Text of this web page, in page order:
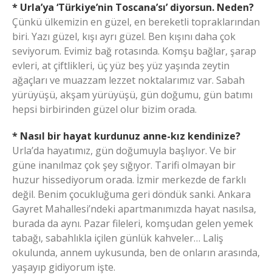
* Urla’ya ‘Türkiye’nin Toscana’sı’ diyorsun. Neden?
Çünkü ülkemizin en güzel, en bereketli topraklarından
biri. Yazı güzel, kışı ayrı güzel. Ben kışını daha çok
seviyorum. Evimiz bağ rotasında. Komşu bağlar, şarap
evleri, at çiftlikleri, üç yüz beş yüz yaşında zeytin
ağaçları ve muazzam lezzet noktalarımız var. Sabah
yürüyüşü, akşam yürüyüşü, gün doğumu, gün batımı
hepsi birbirinden güzel olur bizim orada.
* Nasıl bir hayat kurdunuz anne-kız kendinize?
Urla’da hayatımız, gün doğumuyla başlıyor. Ve bir
güne inanılmaz çok şey sığıyor. Tarifi olmayan bir
huzur hissediyorum orada. İzmir merkezde de farklı
değil. Benim çocukluğuma geri döndük sanki. Ankara
Gayret Mahallesi’ndeki apartmanımızda hayat nasılsa,
burada da aynı. Pazar fileleri, komşudan gelen yemek
tabağı, sabahlıkla içilen günlük kahveler… Laliş
okulunda, annem uykusunda, ben de onların arasında,
yaşayıp gidiyorum işte.